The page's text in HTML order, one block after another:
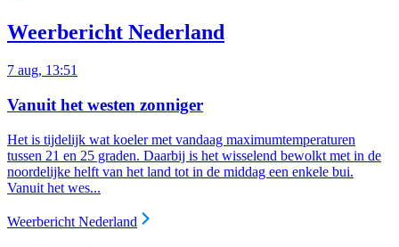
Weerbericht Nederland
7 aug, 13:51
Vanuit het westen zonniger
Het is tijdelijk wat koeler met vandaag maximumtemperaturen
tussen 21 en 25 graden. Daarbij is het wisselend bewolkt met in de
noordelijke helft van het land tot in de middag een enkele bui.
Vanuit het wes...
Weerbericht Nederland